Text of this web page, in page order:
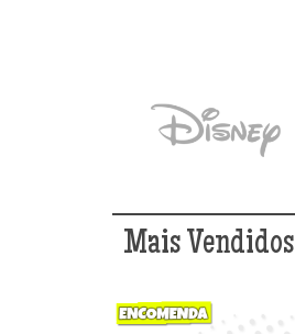
Mais Vendidos